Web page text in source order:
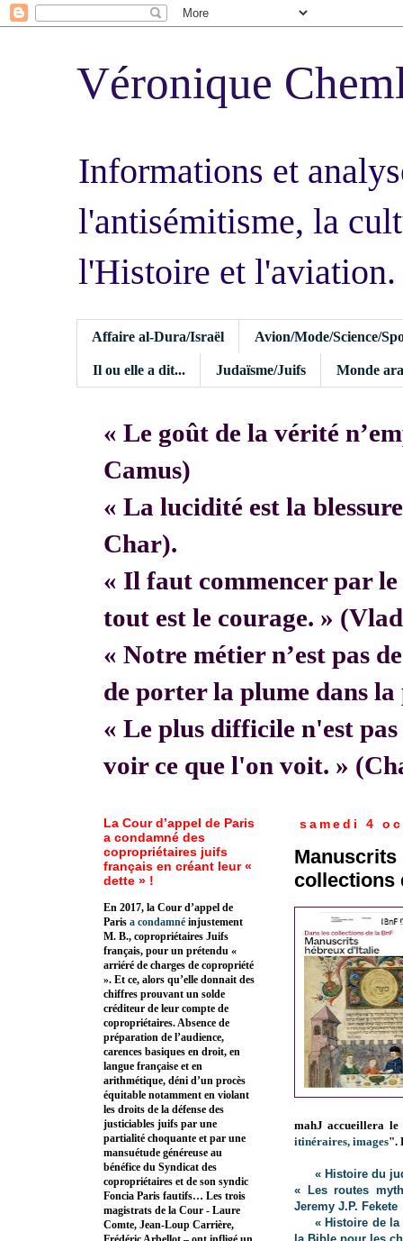
Véronique
Informations et
l'antisémitisme, la
l'Histoire et l'aviation.
Affaire al-Dura/Israël Avion/Mode/Science/
Il ou elle a dit... Judaïsme/Juifs Monde
« Le goût de la vérité
Camus)
« La lucidité est la
Char).
« Il faut commencer par le
tout est le courage. »
« Notre métier n’est pas
de porter la plume dans
« Le plus difficile n'est
voir ce que l'on voit. »
samedi 4
Manuscrits
collections
mahJ accueillera
itinéraires, images".
« Histoire du
« Les routes
Jeremy J.P. Fekete
« Histoire de
La Cour d’appel de Paris
a condamné des
copropriétaires juifs
français en créant leur «
dette » !
En 2017, la Cour d’appel de
Paris a condamné injustement
M. B., copropriétaires Juifs
français, pour un prétendu «
arriéré de charges de copropriété
». Et ce, alors qu’elle donnait des
chiffres prouvant un solde
créditeur de leur compte de
copropriétaires. Absence de
préparation de l’audience,
carences basiques en droit, en
langue française et en
arithmétique, déni d’un procès
équitable notamment en violant
les droits de la défense des
justiciables juifs par une
partialité choquante et par une
mansuétude généreuse au
bénéfice du Syndicat des
copropriétaires et de son syndic
Foncia Paris fautifs… Les trois
magistrats de la Cour - Laure
Comte, Jean-Loup Carrière,